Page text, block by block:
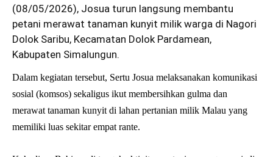
(08/05/2026), Josua turun langsung membantu
petani merawat tanaman kunyit milik warga di Nagori
Dolok Saribu, Kecamatan Dolok Pardamean,
Kabupaten Simalungun.
Dalam kegiatan tersebut, Sertu Josua melaksanakan komunikasi
sosial (komsos) sekaligus ikut membersihkan gulma dan
merawat tanaman kunyit di lahan pertanian milik Malau yang
memiliki luas sekitar empat rante.